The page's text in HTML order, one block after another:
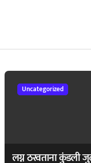
Uncategorized
लग्न ठरवताना कुंडली